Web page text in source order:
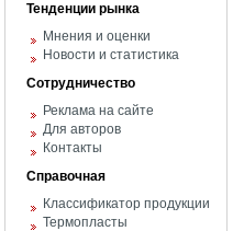
Тенденции рынка
Мнения и оценки
Новости и статистика
Сотрудничество
Реклама на сайте
Для авторов
Контакты
Справочная
Классификатор продукции
Термопласты